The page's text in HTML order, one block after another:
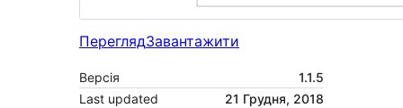
ПереглядЗавантажити
Версія
1.1.5
Last updated
21 Грудня, 2018